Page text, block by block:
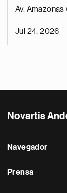
Av.
Jul 24, 2026
Novartis
Navegador
Prensa